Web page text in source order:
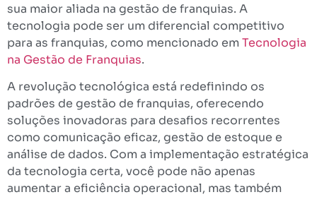
sua maior aliada na gestão de franquias. A
tecnologia pode ser um diferencial competitivo
para as franquias, como mencionado emTecnologia
na Gestão de Franquias.
A revolução tecnológica está redefinindo os
padrões de gestão de franquias, oferecendo
soluções inovadoras para desafios recorrentes
como comunicação eficaz, gestão de estoque e
análise de dados. Com a implementação estratégica
da tecnologia certa, você pode não apenas
aumentar a eficiência operacional, mas também